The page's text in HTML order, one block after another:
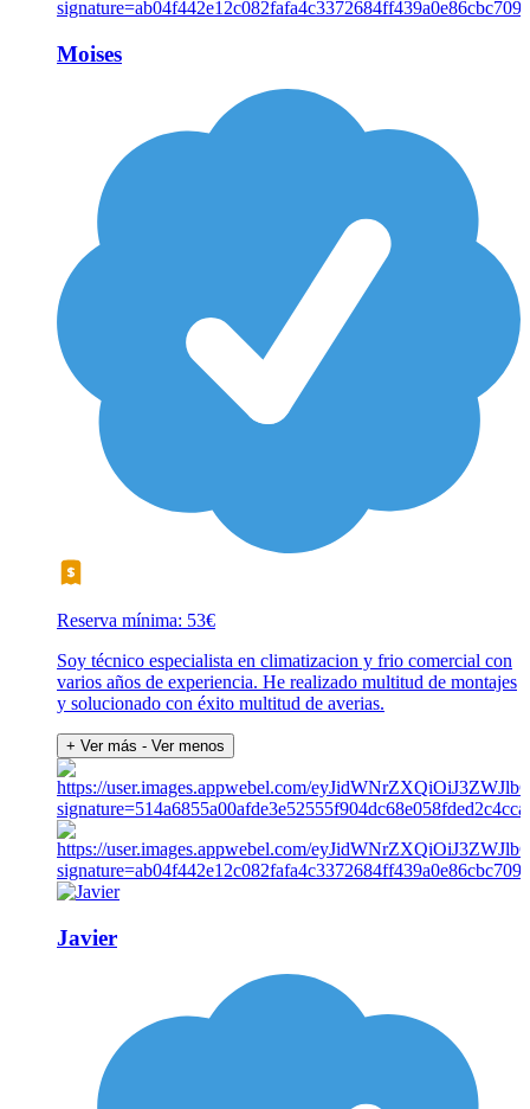
Moises
Reserva mínima: 53€
Soy técnico especialista en climatizacion y frio comercial con
varios años de experiencia. He realizado multitud de montajes
y solucionado con éxito multitud de averias.
+ Ver más - Ver menos
Javier